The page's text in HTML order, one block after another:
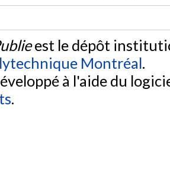
est le dépôt
Montréal.
à l'aide du
.